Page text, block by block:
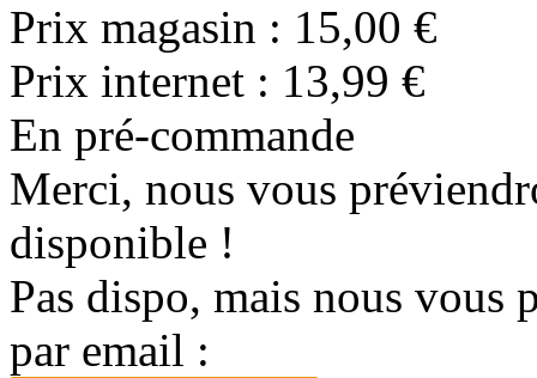
Prix magasin : 15,00 €
Prix internet : 13,99 €
En pré-commande
Merci, nous vous
disponible !
Pas dispo, mais nous vous
par email :